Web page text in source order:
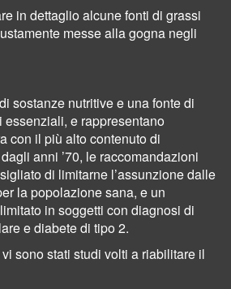
in dettaglio alcune fonti di grassi
messe alla gogna negli
sostanze nutritive e una fonte di
e rappresentano
con il più alto contenuto di
anni ’70, le raccomandazioni
di limitarne l’assunzione dalle
la popolazione sana, e un
in soggetti con diagnosi di
e diabete di tipo 2.
sono stati studi volti a riabilitare il